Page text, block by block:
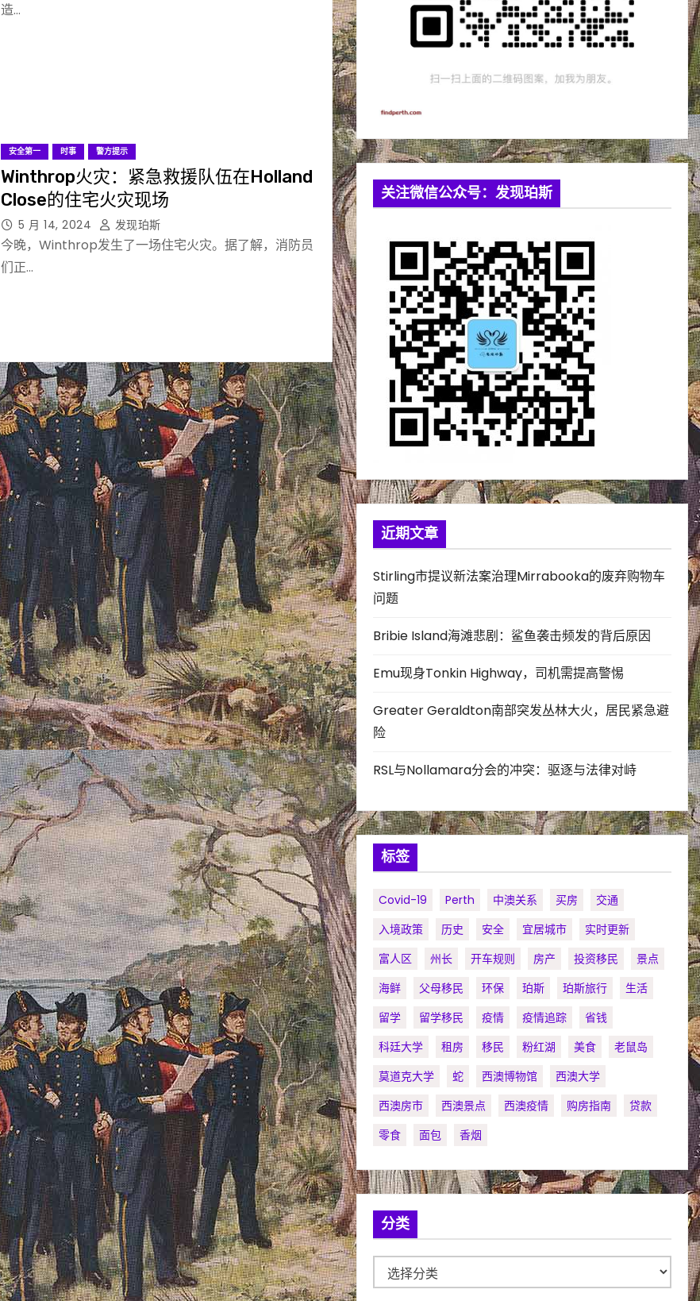
造…
安全第一 时事 警方提示
Winthrop火灾：紧急救援队伍在Holland
Close的住宅火灾现场
5 月 14, 2024 发现珀斯
今晚，Winthrop发生了一场住宅火灾。据了解，消防员
们正…
关注微信公众号：发现珀斯
近期文章
Stirling市提议新法案治理Mirrabooka的废弃购物车
问题
Bribie Island海滩悲剧：鲨鱼袭击频发的背后原因
Emu现身Tonkin Highway，司机需提高警惕
Greater Geraldton南部突发丛林大火，居民紧急避
险
RSL与Nollamara分会的冲突：驱逐与法律对峙
标签
Covid-19 Perth 中澳关系 买房
交通
入境政策
历史 安全 宜居城市
实时更新
富人区
州长 开车规则 房产 投资移民
景点
海鲜
父母移民 环保 珀斯 珀斯旅行
生活
留学
留学移民 疫情 疫情追踪
省钱
科廷大学
租房 移民 粉红湖 美食
老鼠岛
莫道克大学
蛇 西澳博物馆
西澳大学
西澳房市
西澳景点 西澳疫情 购房指南
贷款
零食
面包 香烟
分类
类